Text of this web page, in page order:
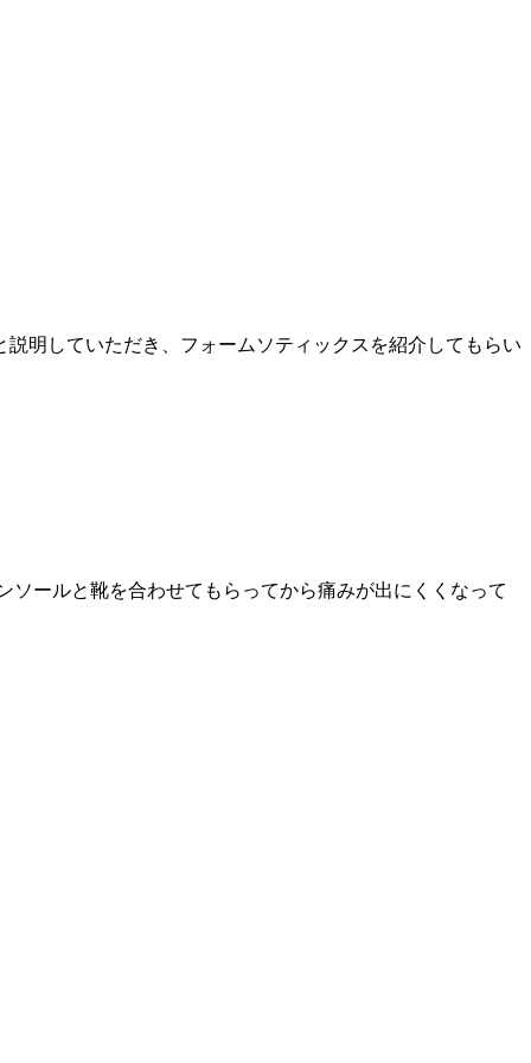
明していただき、フォームソティックスを紹介してもらい
ールと靴を合わせてもらってから痛みが出にくくなって